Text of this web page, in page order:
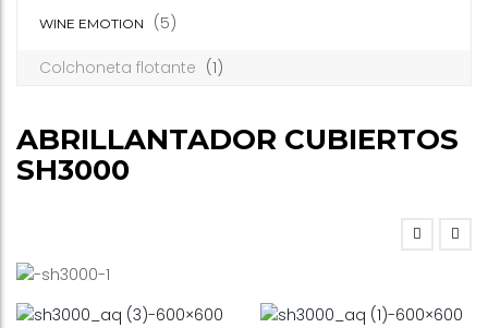
WINE EMOTION (5)
Colchoneta flotante (1)
ABRILLANTADOR CUBIERTOS
SH3000